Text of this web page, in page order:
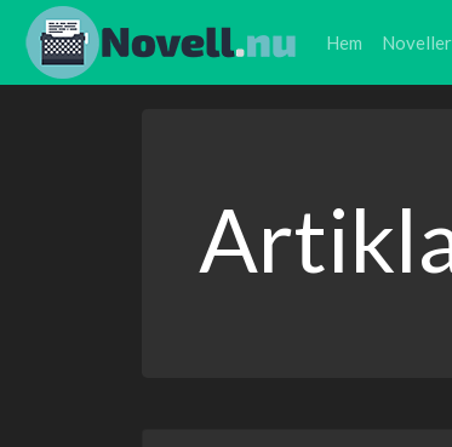
Hem Noveller